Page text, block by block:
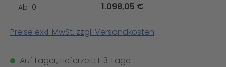
Ab 10 1.098,05 €
Preise exkl. MwSt. zzgl. Versandkosten
Auf Lager, Lieferzeit: 1-3 Tage